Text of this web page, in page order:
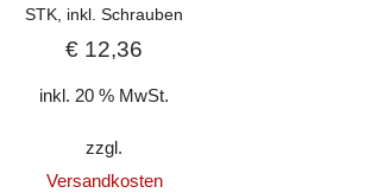
STK, inkl. Schrauben
€ 12,36
inkl. 20 % MwSt.
zzgl.
Versandkosten